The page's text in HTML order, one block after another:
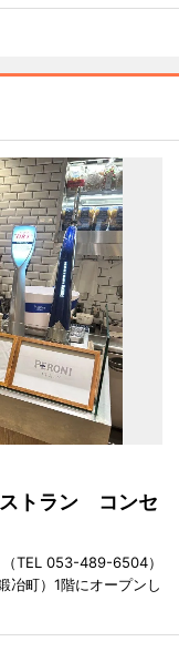
ストラン コンセ
TEL 053-489-6504）
冶町）1階にオープンし